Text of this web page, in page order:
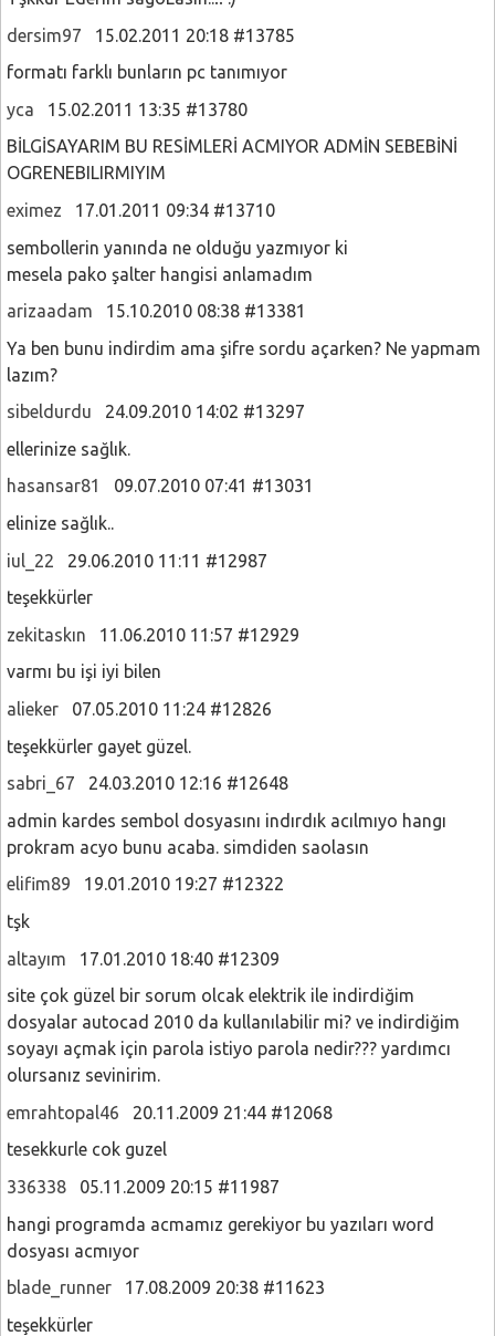
dersim97 15.02.2011 20:18 #13785
formatı farklı bunların pc tanımıyor
yca 15.02.2011 13:35 #13780
BİLGİSAYARIM BU RESİMLERİ ACMIYOR ADMİN SEBEBİNİ
OGRENEBILIRMIYIM
eximez 17.01.2011 09:34 #13710
sembollerin yanında ne olduğu yazmıyor ki
mesela pako şalter hangisi anlamadım
arizaadam 15.10.2010 08:38 #13381
Ya ben bunu indirdim ama şifre sordu açarken? Ne yapmam
lazım?
sibeldurdu 24.09.2010 14:02 #13297
ellerinize sağlık.
hasansar81
09.07.2010 07:41 #13031
elinize sağlık..
iul_22 29.06.2010 11:11 #12987
teşekkürler
zekitaskın 11.06.2010 11:57 #12929
varmı bu işi iyi bilen
alieker 07.05.2010 11:24 #12826
teşekkürler gayet güzel.
sabri_67 24.03.2010 12:16 #12648
admin kardes sembol dosyasını indırdık acılmıyo hangı
prokram acyo bunu acaba. simdiden saolasın
elifim89 19.01.2010 19:27 #12322
tşk
altayım 17.01.2010 18:40 #12309
site çok güzel bir sorum olcak elektrik ile indirdiğim
dosyalar autocad 2010 da kullanılabilir mi? ve indirdiğim
soyayı açmak için parola istiyo parola nedir??? yardımcı
olursanız sevinirim.
emrahtopal46 20.11.2009 21:44 #12068
tesekkurle cok guzel
336338 05.11.2009 20:15 #11987
hangi programda acmamız gerekiyor bu yazıları word
dosyası acmıyor
blade_runner 17.08.2009 20:38 #11623
teşekkürler